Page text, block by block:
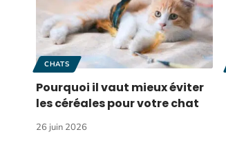
CHATS
Pourquoi il vaut mieux éviter
les céréales pour votre chat
26 juin 2026